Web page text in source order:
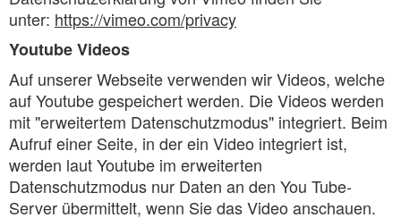
unter: https://vimeo.com/privacy
Youtube Videos
Auf unserer Webseite verwenden wir Videos, welche
auf Youtube gespeichert werden. Die Videos werden
mit "erweitertem Datenschutzmodus" integriert. Beim
Aufruf einer Seite, in der ein Video integriert ist,
werden laut Youtube im erweiterten
Datenschutzmodus nur Daten an den You Tube-
Server übermittelt, wenn Sie das Video anschauen.